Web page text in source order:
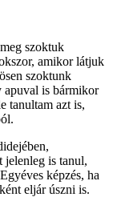
szoktuk
amikor látjuk
szoktunk
apuval is bármikor
tanultam azt is,
jelenleg is tanul,
képzés, ha
eljár úszni is.